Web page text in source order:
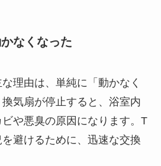
なくなった
理由は、単純に「動かなく
気扇が停止すると、浴室内
や悪臭の原因になります。T
避けるために、迅速な交換